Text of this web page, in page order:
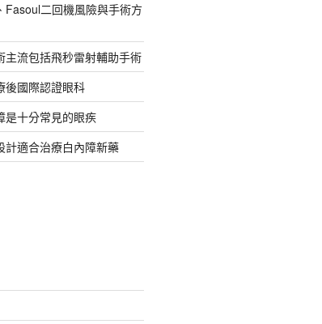
Fasoul二回機風險與手術方
流包括飛秒雷射輔助手術
後國際認證眼科
是十分常見的眼疾
計適合治療白內障新藥